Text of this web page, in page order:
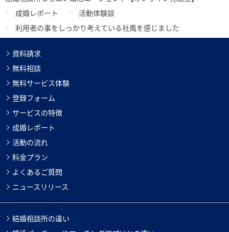
成婚レポート
活動体験談
利⽤者の事をしっかり考えている社⾵を感じました
資料請求
無料相談
無料サービス体験
登録フォーム
サービスの特徴
成婚レポート
活動の流れ
料金プラン
よくあるご質問
ニュースリリース
結婚相談所の違い